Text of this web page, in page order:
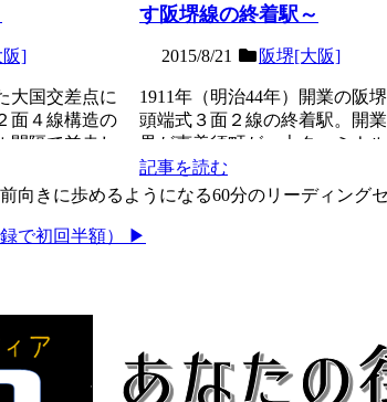
阪]
大国交差点に
面４線構造の
隔で並走し
す阪堺線の終着駅～
2015/8/21 阪堺[大阪]
1911年（明治44年）開業の阪
頭端式３面２線の終着駅。開
界が恵美須町が一大ターミナ
見越して内国勧...
記事を読む
向きに歩めるようになる60分のリーディングセ
で初回半額） ▶